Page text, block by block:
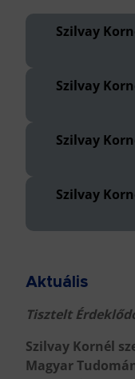
Szilvay
Szilvay
Szilvay
Szilvay
Aktuális
Tisztelt
Szilvay Kornél
Magyar